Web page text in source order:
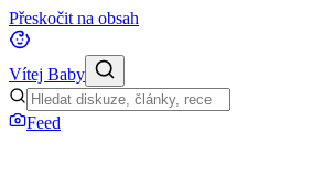
Přeskočit na obsah
Vítej Baby
Feed